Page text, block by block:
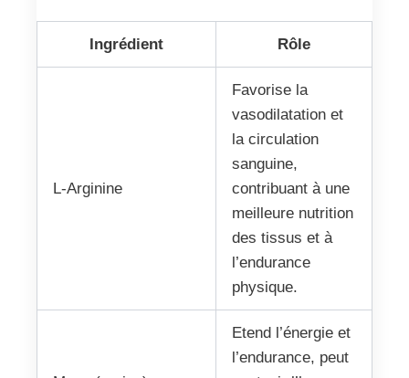
Ingrédient Rôle
L-Arginine
Favorise la
vasodilatation et
la circulation
sanguine,
contribuant à une
meilleure nutrition
des tissus et à
l’endurance
physique.
Etend l’énergie et
l’endurance, peut